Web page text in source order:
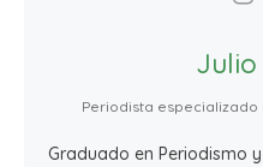
Julio
Periodista especializado
Graduado en Periodismo